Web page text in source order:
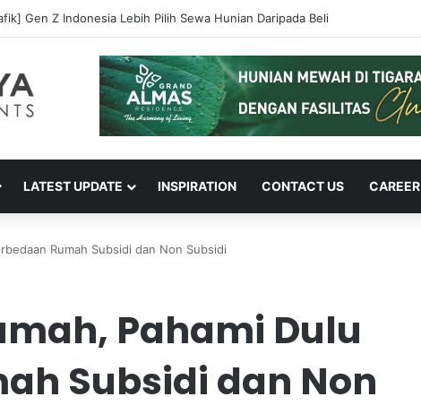
Diam! Begini Cara Melaporkan Jalan Rusak Lewat Aplikasi Ponsel
LATEST UPDATE INSPIRATION CONTACT US CAREER
Rumah Subsidi dan Non Subsidi
Pahami Dulu
Subsidi dan Non